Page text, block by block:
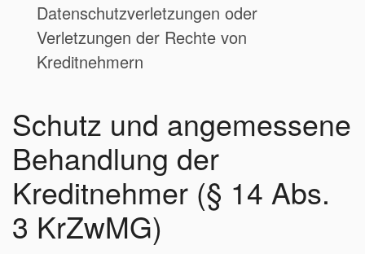
Datenschutzverletzungen oder
Verletzungen der Rechte von
Kreditnehmern
Schutz und angemessene
Behandlung der
Kreditnehmer (§ 14 Abs.
3 KrZwMG)